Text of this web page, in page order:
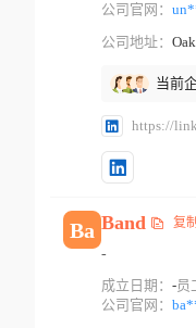
公司官网：
公司地址：
当前
https://
Ba Band 复制
-
成立日期： -员
公司官网：